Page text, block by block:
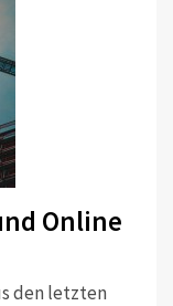
Online
den letzten